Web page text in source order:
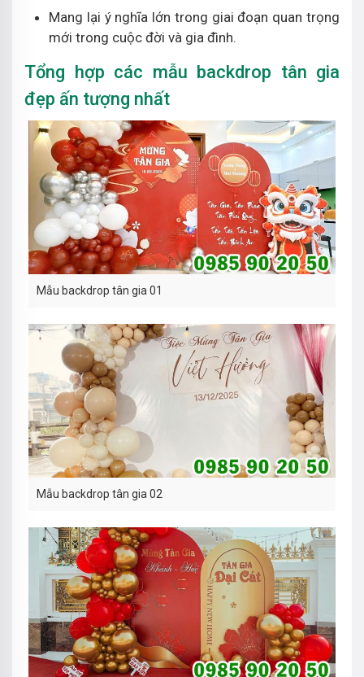
Mang lại ý nghĩa lớn trong giai đoạn quan trọng
mới trong cuộc đời và gia đình.
Tổng hợp các mẫu backdrop tân gia
đẹp ấn tượng nhất
Mẫu backdrop tân gia 01
Mẫu backdrop tân gia 02